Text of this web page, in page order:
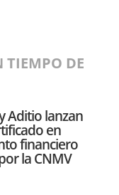
TIEMPO DE
Aditio lanzan
en
financiero
la CNMV